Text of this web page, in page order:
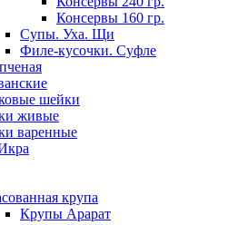
Консервы 160 гр.
Супы. Уха. Щи
Филе-кусочки. Суфле
шейки
живые
варенные
крупа
Крупы Арарат